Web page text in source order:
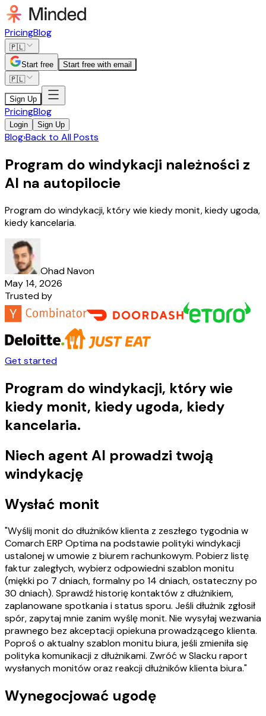
PricingBlog
🇵🇱
Start free
Start free with email
🇵🇱
Sign Up
PricingBlog
Login Sign Up
Blog›Back to All Posts
Program do windykacji należności z
AI na autopilocie
Program do windykacji, który wie kiedy monit, kiedy ugoda,
kiedy kancelaria.
Ohad Navon
May 14, 2026
Trusted by
Get started
Program do windykacji, który wie
kiedy monit, kiedy ugoda, kiedy
kancelaria.
Niech agent AI prowadzi twoją
windykację
Wysłać monit
"Wyślij monit do dłużników klienta z zeszłego tygodnia w
Comarch ERP Optima na podstawie polityki windykacji
ustalonej w umowie z biurem rachunkowym. Pobierz listę
faktur zaległych, wybierz odpowiedni szablon monitu
(miękki po 7 dniach, formalny po 14 dniach, ostateczny po
30 dniach). Sprawdź historię kontaktów z dłużnikiem,
zaplanowane spotkania i status sporu. Jeśli dłużnik zgłosił
spór, zapytaj mnie zanim wyślę monit. Nie wysyłaj wezwania
prawnego bez akceptacji opiekuna prowadzącego klienta.
Poproś o aktualny szablon monitu biura, jeśli zmieniła się
polityka komunikacji z dłużnikami. Zwróć w Slacku raport
wysłanych monitów oraz reakcji dłużników klienta biura."
Wynegocjować ugodę